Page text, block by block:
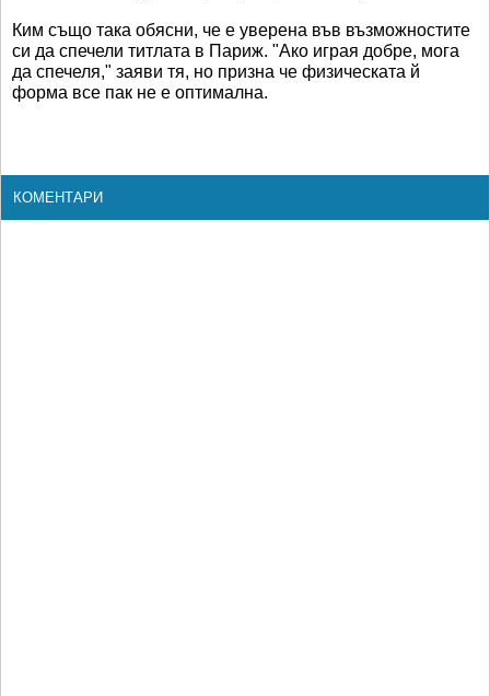
Ким също така обясни, че е уверена във възможностите
си да спечели титлата в Париж. "Ако играя добре, мога
да спечеля," заяви тя, но призна че физическата й
форма все пак не е оптимална.
КОМЕНТАРИ